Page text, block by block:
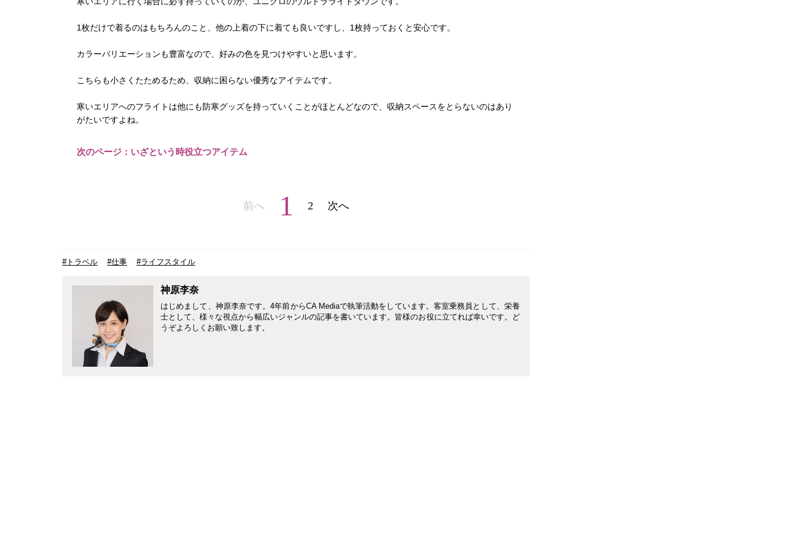
1枚だけで着るのはもちろんのこと、他の上着の下に着ても良いですし、1枚持っておくと安心です。
カラーバリエーションも豊富なので、好みの色を見つけやすいと思います。
こちらも小さくたためるため、収納に困らない優秀なアイテムです。
寒いエリアへのフライトは他にも防寒グッズを持っていくことがほとんどなので、収納スペースをとらないのはあり
がたいですよね。
次のページ：いざという時役立つアイテム
前へ 1 2 次へ
#トラベル #仕事 #ライフスタイル
神原李奈
はじめまして、神原李奈です。4年前からCA Mediaで執筆活動をしています。客室乗務員として、栄養
士として、様々な視点から幅広いジャンルの記事を書いています。皆様のお役に立てれば幸いです。ど
うぞよろしくお願い致します。